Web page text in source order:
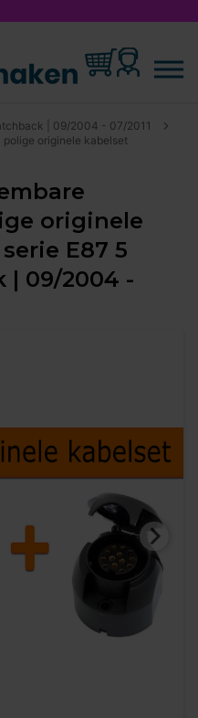
| 09/2004 - 07/2011
originele kabelset
originele
E87 5
| 09/2004 -